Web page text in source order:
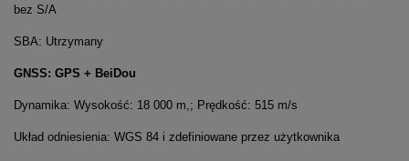
bez S/A
SBA: Utrzymany
GNSS: GPS + BeiDou
Dynamika: Wysokość: 18 000 m,; Prędkość: 515 m/s
Układ odniesienia: WGS 84 i zdefiniowane przez użytkownika